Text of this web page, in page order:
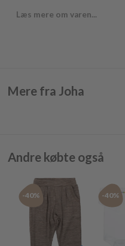
Læs mere om varen...
Mere fra Joha
Andre købte også
-40% -40%